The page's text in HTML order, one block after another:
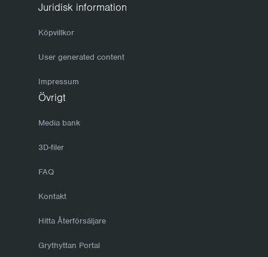
Juridisk information
Köpvillkor
User generated content
Impressum
Övrigt
Media bank
3D-filer
FAQ
Kontakt
Hitta Återförsäljare
Grythyttan Portal